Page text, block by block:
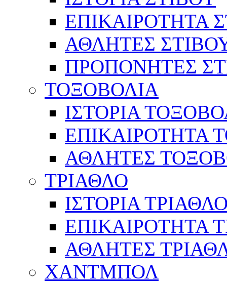
ΕΠΙΚΑΙΡΟΤΗΤΑ
ΑΘΛΗΤΕΣ
ΠΡΟΠΟΝΗΤΕΣ
ΤΟΞΟΒΟΛΙΑ
ΙΣΤΟΡΙΑ
ΕΠΙΚΑΙΡΟΤΗΤΑ
ΑΘΛΗΤΕΣ
ΤΡΙΑΘΛΟ
ΙΣΤΟΡΙΑ
ΕΠΙΚΑΙΡΟΤΗΤΑ
ΑΘΛΗΤΕΣ
ΧΑΝΤΜΠΟΛ